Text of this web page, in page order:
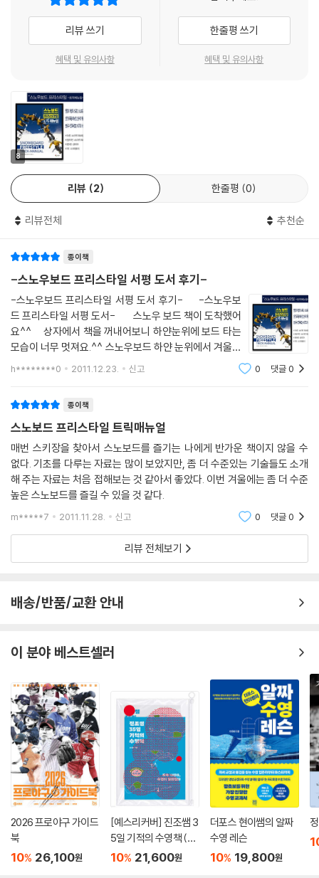
수직 커브 박스
FS 보드슬라이드 to 페이키
노즈프레스 테일팝
널리에서 FS 보드슬라이드
레인보우 박스
BS 테일슬라이드 270° 아웃
작은 스트레이트 박스
작은 스트레이트 박스
FS 테일슬라이드 BS 270° 아웃
커브 박스
킨크 박스
BS 270° to 270° 아웃
작은 스트레이트 박스
FS 270° to FS 보드슬라이드 270° 아웃
작은 스트레이트 박스
다는 것이다. ---p.77, '하프파이프, 알리웁' 중에서
테이크오프 직후에 상체를 비틀고 보드와 다리는 로테이션 하는 동안에 거
의 회전축을 벗어나지 않는다. 시선은 계속해서 립에 머물러 있어야 하고
다시 제 위치로 돌아오면 머리를 360° 돌리고 눈앞에 있는 립을 바라본다.
360°에 진입하기도 전에 보드가 손에 들어온다면 공중에서 몸을 과하게
구부린 건 아닌지 자신의 동작을 살펴야 한다. 360° 회전을 안정적으로 마
치고, 시선을 궤도와 만나는 립에 둘 수 있다면 착지하기까지의 시간과 거
리를 가늠해 볼 수 있다. 이제는 립을 지나 아래쪽의 착지점을 바라보도록
한다. ---p.114, '하프파이프, FS 720˚ 스트레이트, 에어타임' 중에서
를 서로 반대 방향으로 비트는 것이다. 이는 사실 BS 보드슬라이드보다 더
깨 아래를 지나 착지점을 향하게 한다. 주의해야 할 점은 상체를 구부린 자
세로 있기 어렵더라도 랜딩할 때까지 보드 위에 있도록 유지해야 한다는
것이다. 그렇지 않으면 힐 에지로 미끄러지기 쉽다.
---p.131, '레일과 박스 FS 보드슬라이드, 일반 사항' 중에서
리뷰 쓰기
혜택 및 유의사항
한줄평 쓰기
혜택 및 유의사항
8
리뷰 2 한줄평 0
리뷰전체 추천순
종이책
-스노우보드 프리스타일 서평 도서 후기-
-스노우보드 프리스타일 서평 도서 후기- -스노우보
드 프리스타일 서평 도서- 스노우 보드 책이 도착했어
요^^ 상자에서 책을 꺼내어보니 하얀눈위에 보드 타는
모습이 너무 멋져요.^^ 스노우보드 하얀 눈위에서 겨울때
타는 사람들을 보면 정말 멋지죠. 어떤 책인지 참 궁금했
h********0 2011.12.23. 신고 0 댓글0
종이책
스노보드 프리스타일 트릭매뉴얼
매번 스키장을 찾아서 스노보드를 즐기는 나에게 반가운 책이지 않을 수
없다. 기초를 다루는 자료는 많이 보았지만, 좀 더 수준있는 기술들도 소개
해 주는 자료는 처음 접해보는 것 같아서 좋았다. 이번 겨울에는 좀 더 수준
높은 스노보드를 즐길 수 있을 것 같다.
m*****7 2011.11.28. 신고 0 댓글0
리뷰 전체보기
배송/반품/교환 안내
이 분야 베스트셀러
2026 프로야구 가이드
북
10% 26,100원
[예스리커버] 진조쌤 3
5일 기적의 수영책 (워
터프루프북 에디션)
10% 21,600원
더포스 현이쌤의 알짜
수영 레슨
10% 19,800원